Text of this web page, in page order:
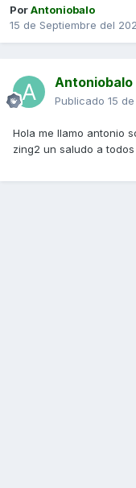
PorAntoniobalo
15 de Septiembre del
Antoniobalo
Publicado 15
Hola me llamo antonio
zing2 un saludo a todos